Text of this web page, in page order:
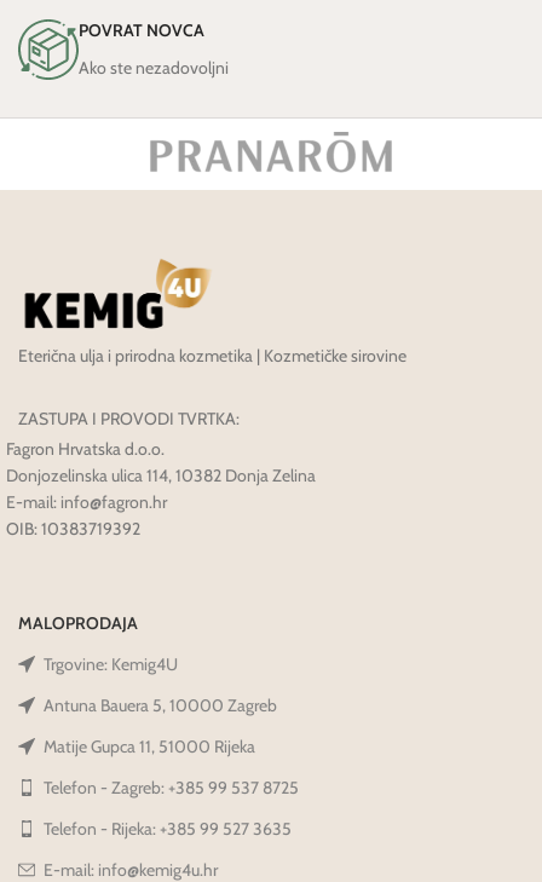
POVRAT NOVCA
Ako ste nezadovoljni
Eterična ulja i prirodna kozmetika | Kozmetičke sirovine
ZASTUPA I PROVODI TVRTKA:
Fagron Hrvatska d.o.o.
Donjozelinska ulica 114, 10382 Donja Zelina
E-mail: info@fagron.hr
OIB: 10383719392
MALOPRODAJA
Trgovine: Kemig4U
Antuna Bauera 5, 10000 Zagreb
Matije Gupca 11, 51000 Rijeka
Telefon - Zagreb: +385 99 537 8725
Telefon - Rijeka: +385 99 527 3635
E-mail: info@kemig4u.hr